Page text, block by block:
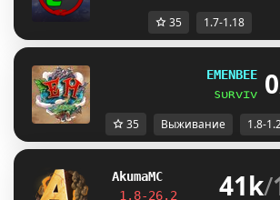
35 1.7-1.18
EMENBEE 0
35 Выживание 1.8-
AkumaMC S KY B OC
1.8-26.2 Join
41k/